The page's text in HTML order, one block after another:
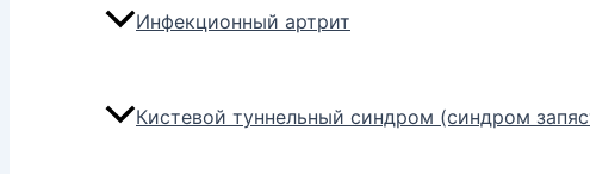
Инфекционный артрит
Кистевой туннельный синдром (синдром